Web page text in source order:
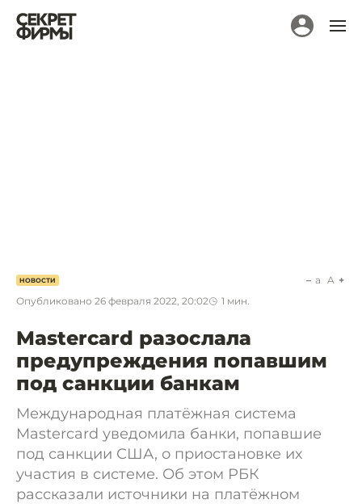
НОВОСТИ
Опубликовано 26 февраля 2022, 20:02 1 мин.
a A
Mastercard разослала
предупреждения попавшим
под санкции банкам
Международная платёжная система
Mastercard уведомила банки, попавшие
под санкции США, о приостановке их
участия в системе. Об этом РБК
рассказали источники на платёжном